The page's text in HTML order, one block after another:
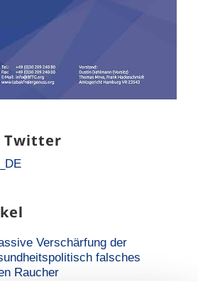
Twitter
Verschärfung der
falsches
Raucher